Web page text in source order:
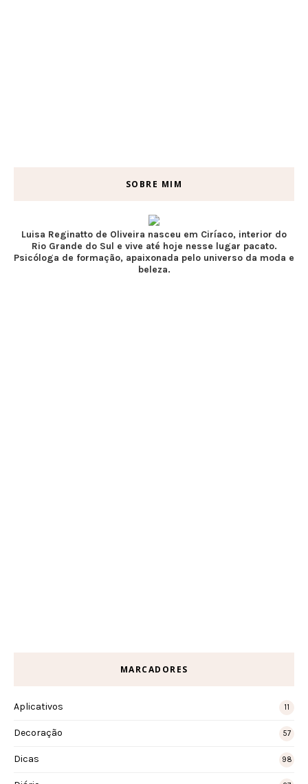
SOBRE MIM
Luisa Reginatto de Oliveira nasceu em Ciríaco, interior do
Rio Grande do Sul e vive até hoje nesse lugar pacato.
Psicóloga de formação, apaixonada pelo universo da moda e
beleza.
MARCADORES
Aplicativos 11
Decoração 57
Dicas 98